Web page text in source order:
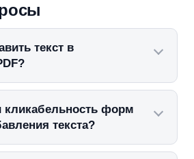
текст в
кликабельность форм
текста?